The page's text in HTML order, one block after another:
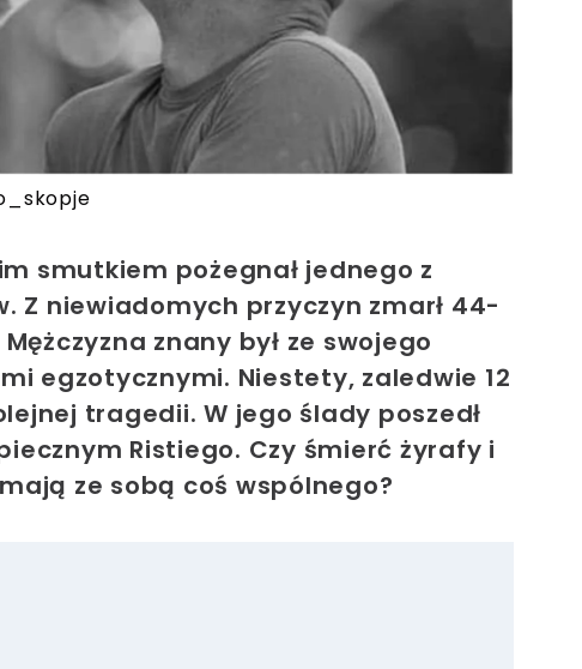
smutkiem pożegnał jednego z
Z niewiadomych przyczyn zmarł 44-
znany był ze swojego
egzotycznymi. Niestety, zaledwie 12
tragedii. W jego ślady poszedł
Ristiego. Czy śmierć żyrafy i
ze sobą coś wspólnego?